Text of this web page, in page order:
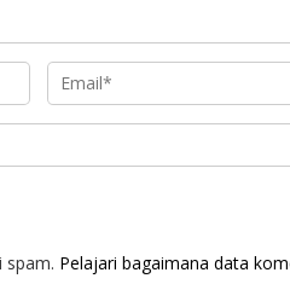
spam. Pelajari bagaimana data